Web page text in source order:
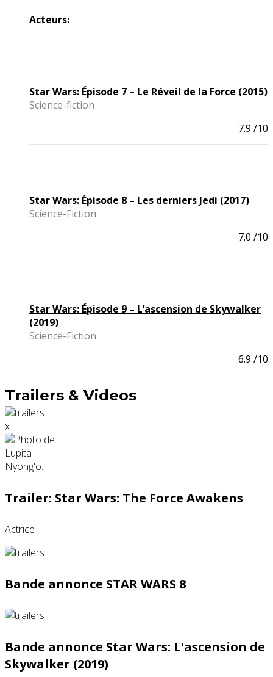
Acteurs:
Star Wars: Épisode 7 – Le Réveil de la Force (2015)
Science-fiction
7.9 /10
Star Wars: Épisode 8 – Les derniers Jedi (2017)
Science-Fiction
7.0 /10
Star Wars: Épisode 9 – L’ascension de Skywalker
(2019)
Science-Fiction
6.9 /10
Trailers & Videos
x
Trailer: Star Wars: The Force Awakens
Actrice
Bande annonce STAR WARS 8
Bande annonce Star Wars: L'ascension de
Skywalker (2019)